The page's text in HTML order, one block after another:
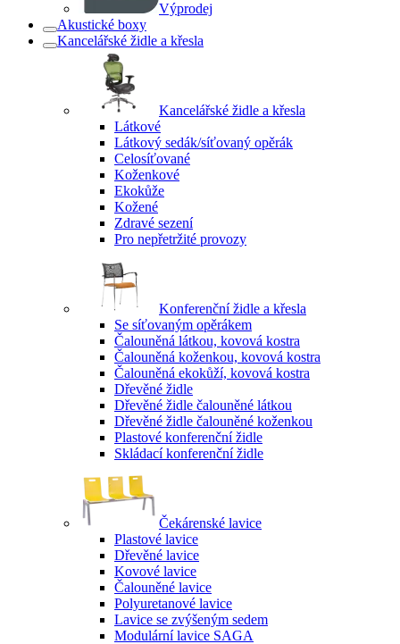
Výprodej
Akustické boxy
Kancelářské židle a křesla
Kancelářské židle a křesla
Látkové
Látkový sedák/síťovaný opěrák
Celosíťované
Koženkové
Ekokůže
Kožené
Zdravé sezení
Pro nepřetržité provozy
Konferenční židle a křesla
Se síťovaným opěrákem
Čalouněná látkou, kovová kostra
Čalouněná koženkou, kovová kostra
Čalouněná ekokůží, kovová kostra
Dřevěné židle
Dřevěné židle čalouněné látkou
Dřevěné židle čalouněné koženkou
Plastové konferenční židle
Skládací konferenční židle
Čekárenské lavice
Plastové lavice
Dřevěné lavice
Kovové lavice
Čalouněné lavice
Polyuretanové lavice
Lavice se zvýšeným sedem
Modulární lavice SAGA